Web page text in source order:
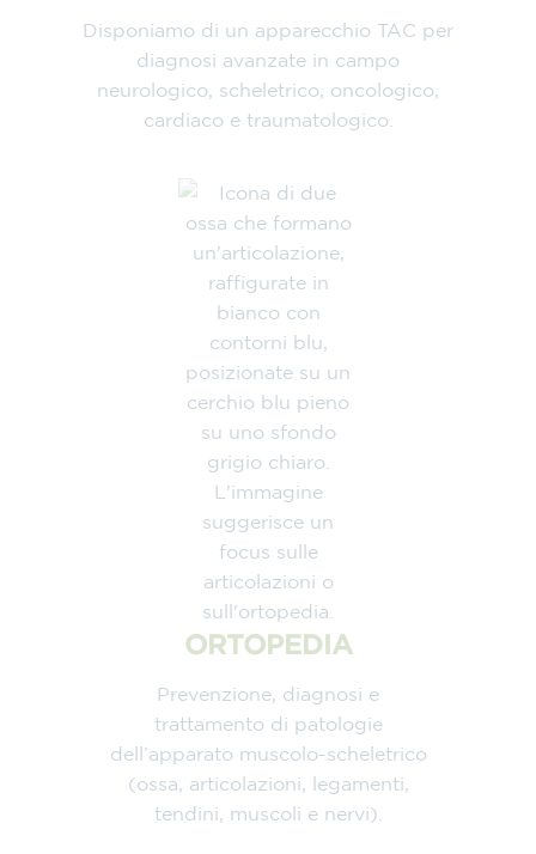
Disponiamo di un apparecchio TAC per
diagnosi avanzate in campo
neurologico, scheletrico, oncologico,
cardiaco e traumatologico.
ORTOPEDIA
Prevenzione, diagnosi e
trattamento di patologie
dell’apparato muscolo-scheletrico
(ossa, articolazioni, legamenti,
tendini, muscoli e nervi).